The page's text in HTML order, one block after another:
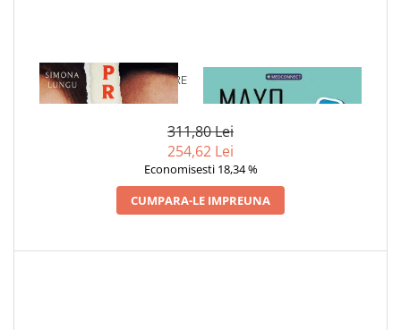
Limbi Straine
Povesti
Povesti - Basme - Legende
Realitatea Augmentata
Religie pentru copii
ScienceConnection
TP ROLL
1 x PREJUDECATI. O IUBIRE
INTERZISA
1 x MAYO CLINIC. CARTEA
ESENTIALA DESPRE DIABETUL
311,80 Lei
254,62 Lei
Economisesti 18,34 %
CUMPARA-LE IMPREUNA